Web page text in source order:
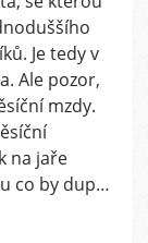
PozorJe tedy v
Ale pozor,
mzdy.
na jaře
co by dup…